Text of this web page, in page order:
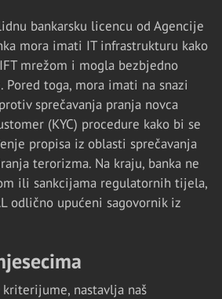
bankarsku licencu od Agencije
mora imati IT infrastrukturu kako
mrežom i mogla bezbjedno
toga, mora imati na snazi
sprečavanja pranja novca
(KYC) procedure kako bi se
propisa iz oblasti sprečavanja
terorizma. Na kraju, banka ne
ili sankcijama regulatornih tijela,
odlično upućeni sagovornik iz
nastavlja naš